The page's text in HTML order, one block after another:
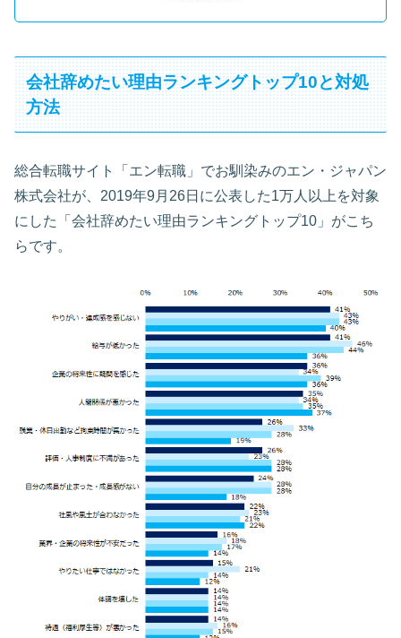
会社辞めたい理由ランキングトップ10と対処
方法
総合転職サイト「エン転職」でお馴染みのエン・ジャパン
株式会社が、2019年9月26日に公表した1万人以上を対象
にした「会社辞めたい理由ランキングトップ10」がこち
らです。